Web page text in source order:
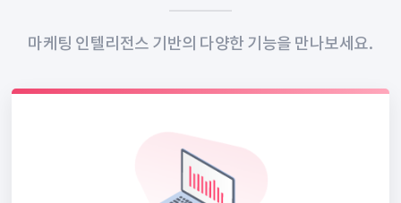
마케팅 인텔리전스 기반의 다양한 기능을 만나보세요.